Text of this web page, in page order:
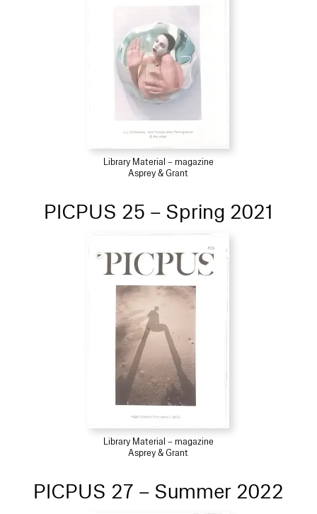
Library Material – magazine
Asprey & Grant
PICPUS 25 – Spring 2021
Library Material – magazine
Asprey & Grant
PICPUS 27 – Summer 2022